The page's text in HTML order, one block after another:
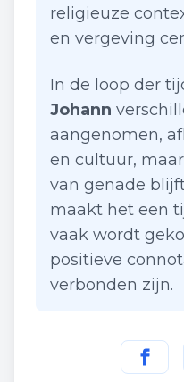
religieuze
en vergeving
In de loop der
Johann
aangenomen,
en cultuur,
van genade
maakt het een
vaak wordt
positieve
verbonden zijn.
Deel